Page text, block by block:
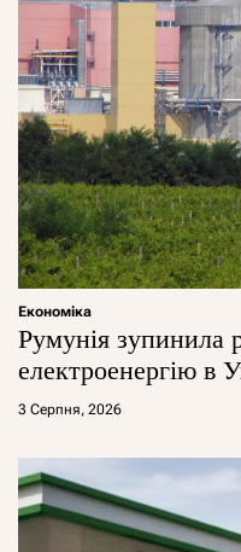
Економіка
Румунія зупинила
електроенергію в
3 Серпня, 2026